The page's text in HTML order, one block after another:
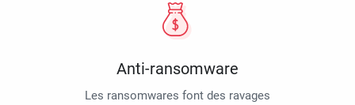
Anti-ransomware
Les ransomwares font des ravages